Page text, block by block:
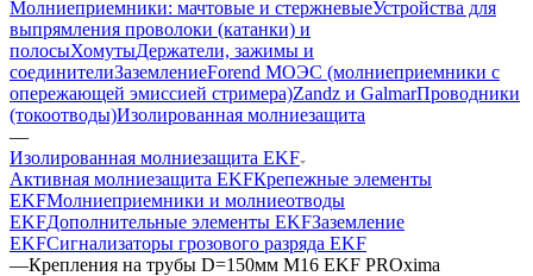
Молниеприемники: мачтовые и стержневыеУстройства для
выпрямления проволоки (катанки) и
полосыХомутыДержатели, зажимы и
соединителиЗаземлениеForend МОЭС (молниеприемники с
опережающей эмиссией стримера)Zandz и GalmarПроводники
(токоотводы)Изолированная молниезащита
—
Изолированная молниезащита EKF
Активная молниезащита EKFКрепежные элементы
EKFМолниеприемники и молниеотводы
EKFДополнительные элементы EKFЗаземление
EKFСигнализаторы грозового разряда EKF
—Крепления на трубы D=150мм М16 EKF PROxima